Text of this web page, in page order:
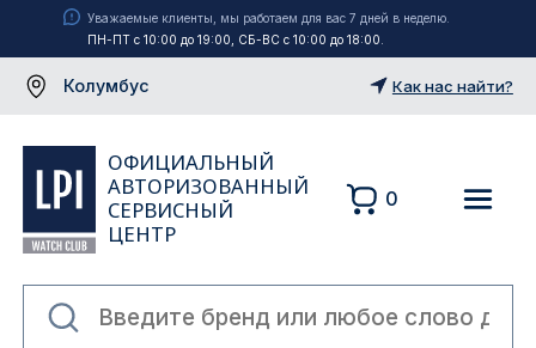
Уважаемые клиенты, мы работаем для вас 7 дней в неделю.
ПН-ПТ с 10:00 до 19:00, СБ-ВС с 10:00 до 18:00.
Колумбус Как нас найти?
ОФИЦИАЛЬНЫЙ
АВТОРИЗОВАННЫЙ
СЕРВИСНЫЙ
ЦЕНТР
0